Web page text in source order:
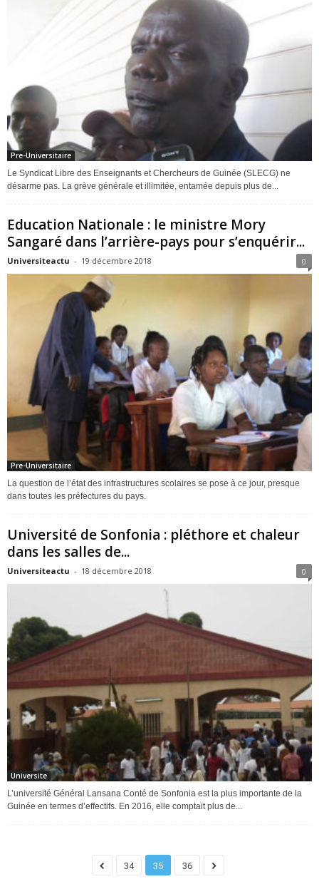
Pre-Universitaire
Le Syndicat Libre des Enseignants et Chercheurs de Guinée (SLECG) ne
désarme pas. La grève générale et illimitée, entamée depuis plus de...
Education Nationale : le ministre Mory
Sangaré dans l’arrière-pays pour s’enquérir...
Universiteactu - 19 décembre 2018 0
Pre-Universitaire
La question de l’état des infrastructures scolaires se pose à ce jour, presque
dans toutes les préfectures du pays.
Université de Sonfonia : pléthore et chaleur
dans les salles de...
Universiteactu - 18 décembre 2018 0
Universite
L’université Général Lansana Conté de Sonfonia est la plus importante de la
Guinée en termes d’effectifs. En 2016, elle comptait plus de...
34 35 36